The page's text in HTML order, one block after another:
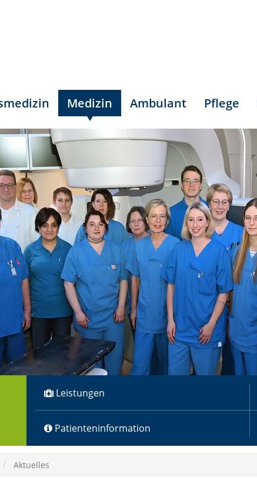
Medizin Ambulant Pflege
Leistungen
Patienteninformation
Aktuelles